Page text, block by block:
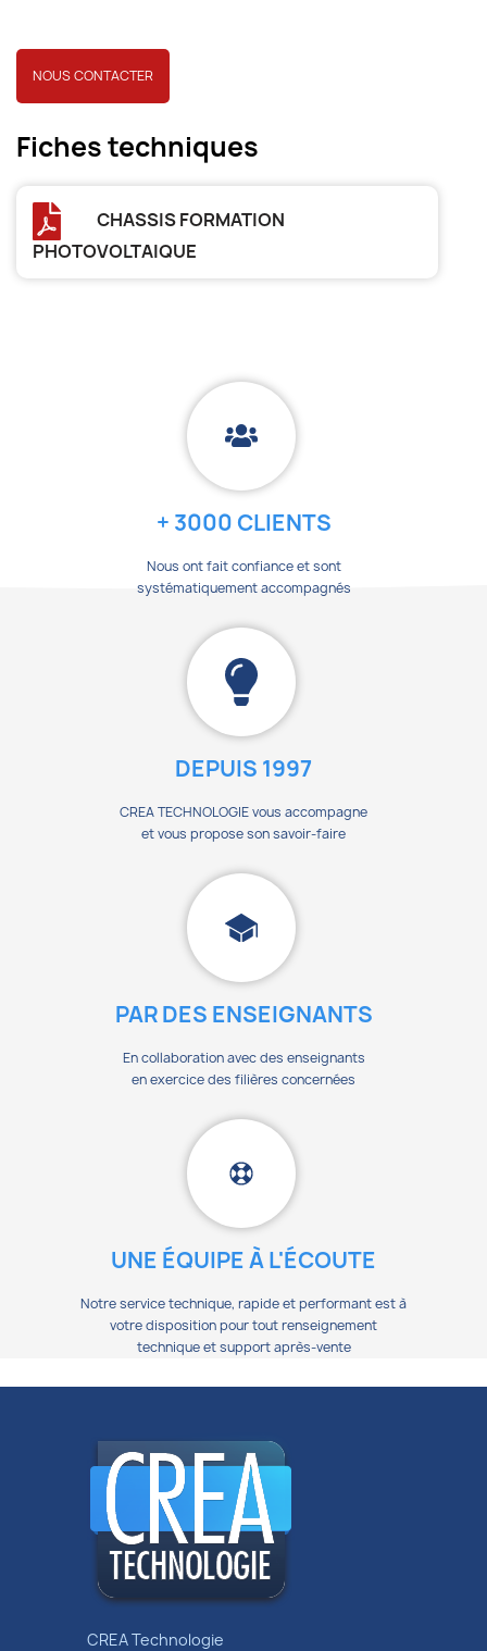
NOUS CONTACTER
Fiches techniques
CHASSIS FORMATION
PHOTOVOLTAIQUE
+ 3000 CLIENTS
Nous ont fait confiance et sont
systématiquement accompagnés
DEPUIS 1997
CREA TECHNOLOGIE vous accompagne
et vous propose son savoir-faire
PAR DES ENSEIGNANTS
En collaboration avec des enseignants
en exercice des filières concernées
UNE ÉQUIPE À L'ÉCOUTE
Notre service technique, rapide et performant est à
votre disposition pour tout renseignement
technique et support après-vente
CREA Technologie